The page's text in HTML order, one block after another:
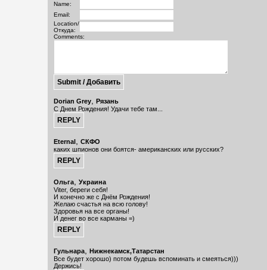
Name:
Email:
Location/
Откуда:
Comments:
Dorian Grey, Рязань
С Днем Рождения! Удачи тебе там...
Eternal, СКФО
каких шпионов они боятся- американских или русских?
Ольга, Украина
Viter, береги себя!
И конечно же с Днём Рождения!
Желаю счастья на всю голову!
Здоровья на все органы!
И денег во все карманы =)
Гульнара, Нижнекамск,Татарстан
Все будет хорошо) потом будешь вспоминать и смеяться)))
Держись!